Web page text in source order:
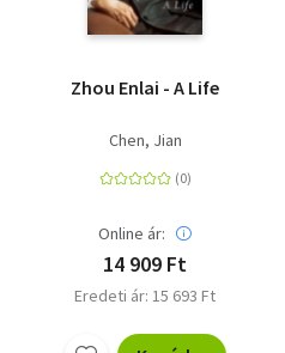
Zhou Enlai - A Life
Chen, Jian
Online ár:
14 909 Ft
Eredeti ár: 15 693 Ft